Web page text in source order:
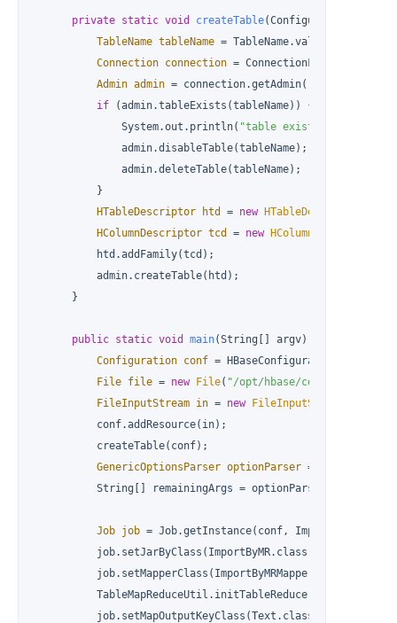
private static void createTable(Configuration conf)
TableName tableName = TableName.valueOf(table);
Connection connection =
Admin admin = connection.getAdmin();
if (admin.tableExists(tableName)) {
              System.out.println(
"table
              admin.disableTable(tableName);
              admin.deleteTable(tableName);
          }
HTableDescriptor
htd = new HTableDescriptor
HColumnDescriptor tcd = new HColumnDescriptor
          htd.addFamily(tcd);
          admin.createTable(htd);
      }
public static void main(String[] argv)
Configuration conf =
File file = new File( "/opt/hbase/conf/hbase-
FileInputStream in = new FileInputStream
          conf.addResource(in);
          createTable(conf);
GenericOptionsParser optionParser =
String[] remainingArgs =
Job job = Job.getInstance(conf,
          job.setJarByClass(ImportByMR.class);
          job.setMapperClass(ImportByMRMapper.class);
TableMapReduceUtil.initTableReducerJob(table,
          job.setMapOutputKeyClass(Text.class);